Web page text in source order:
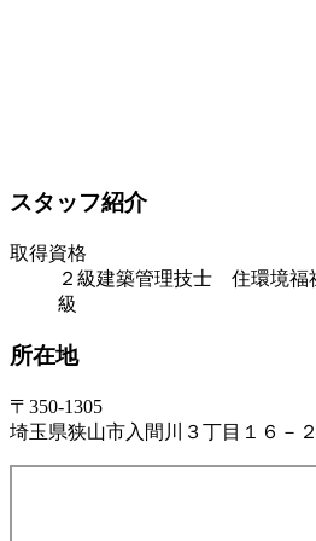
スタッフ紹介
取得資格
２級建築管理技士 住環境福
級
所在地
〒350-1305
埼玉県狭山市入間川３丁目１６－２